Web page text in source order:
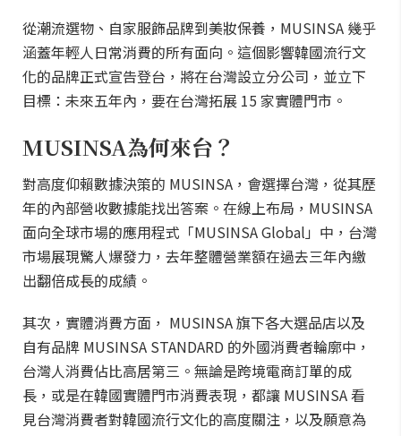
從潮流選物、自家服飾品牌到美妝保養，MUSINSA 幾乎
涵蓋年輕人日常消費的所有面向。這個影響韓國流行文
化的品牌正式宣告登台，將在台灣設立分公司，並立下
目標：未來五年內，要在台灣拓展 15 家實體門市。
MUSINSA為何來台？
對高度仰賴數據決策的 MUSINSA，會選擇台灣，從其歷
年的內部營收數據能找出答案。在線上布局，MUSINSA
面向全球市場的應用程式「MUSINSA Global」中，台灣
市場展現驚人爆發力，去年整體營業額在過去三年內繳
出翻倍成長的成績。
其次，實體消費方面， MUSINSA 旗下各大選品店以及
自有品牌 MUSINSA STANDARD 的外國消費者輪廓中，
台灣人消費佔比高居第三。無論是跨境電商訂單的成
長，或是在韓國實體門市消費表現，都讓 MUSINSA 看
見台灣消費者對韓國流行文化的高度關注，以及願意為